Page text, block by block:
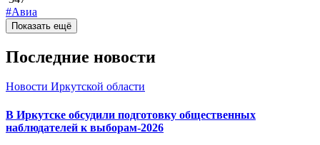
#Авиа
Показать ещё
Последние новости
Новости Иркутской области
В Иркутске обсудили подготовку общественных
наблюдателей к выборам-2026